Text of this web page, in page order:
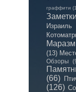
граффити
Израиль
(13)
Обзоры
(66)
(126)